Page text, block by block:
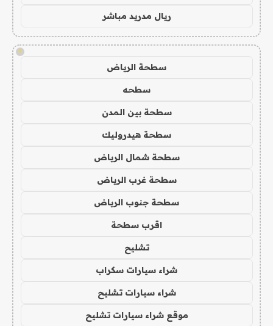
ريال مدريد مباشر
!
سطحة الرياض
سطحه
سطحة بين المدن
سطحة هيدروليك
سطحة شمال الرياض
سطحة غرب الرياض
سطحة جنوب الرياض
اقرب سطحة
تشليح
شراء سيارات سكراب
شراء سيارات تشليح
موقع شراء سيارات تشليح